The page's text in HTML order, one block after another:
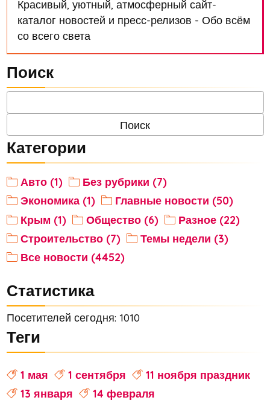
Красивый, уютный, атмосферный сайт-
каталог новостей и пресс-релизов - Обо всём
со всего света
Поиск
Категории
Авто (1)
Без рубрики (7)
Экономика (1)
Главные новости (50)
Крым (1)
Общество (6)
Разное (22)
Строительство (7)
Темы недели (3)
Все новости (4452)
Статистика
Посетителей сегодня: 1010
Теги
1 мая 1 сентября
11 ноября праздник
13 января
14 февраля